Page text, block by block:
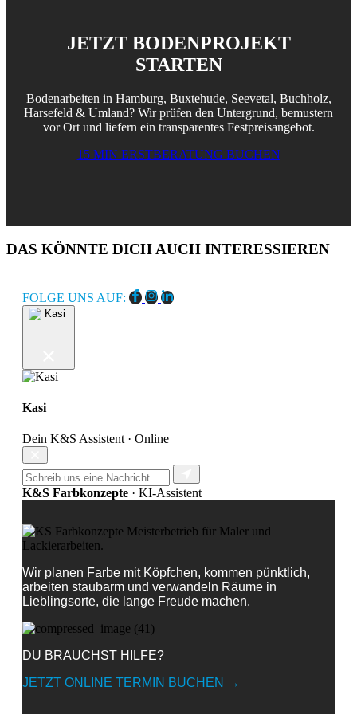
JETZT BODENPROJEKT
STARTEN
Bodenarbeiten in Hamburg, Buxtehude, Seevetal, Buchholz,
Harsefeld & Umland? Wir prüfen den Untergrund, bemustern
vor Ort und liefern ein transparentes Festpreisangebot.
15 MIN ERSTBERATUNG BUCHEN
DAS KÖNNTE DICH AUCH INTERESSIEREN
FOLGE UNS AUF:
Kasi
Dein K&S Assistent · Online
K&S Farbkonzepte · KI-Assistent
Wir planen Farbe mit Köpfchen, kommen pünktlich,
arbeiten staubarm und verwandeln Räume in
Lieblingsorte, die lange Freude machen.
DU BRAUCHST HILFE?
JETZT ONLINE TERMIN BUCHEN →